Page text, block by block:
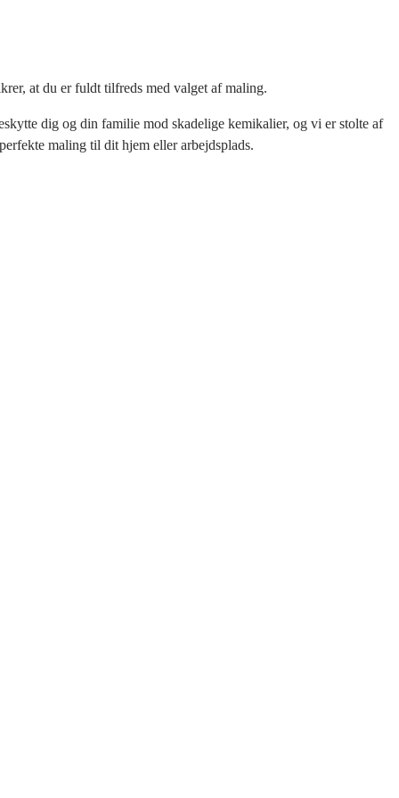
at du er fuldt tilfreds med valget af maling.
dig og din familie mod skadelige kemikalier, og vi er stolte af
maling til dit hjem eller arbejdsplads.